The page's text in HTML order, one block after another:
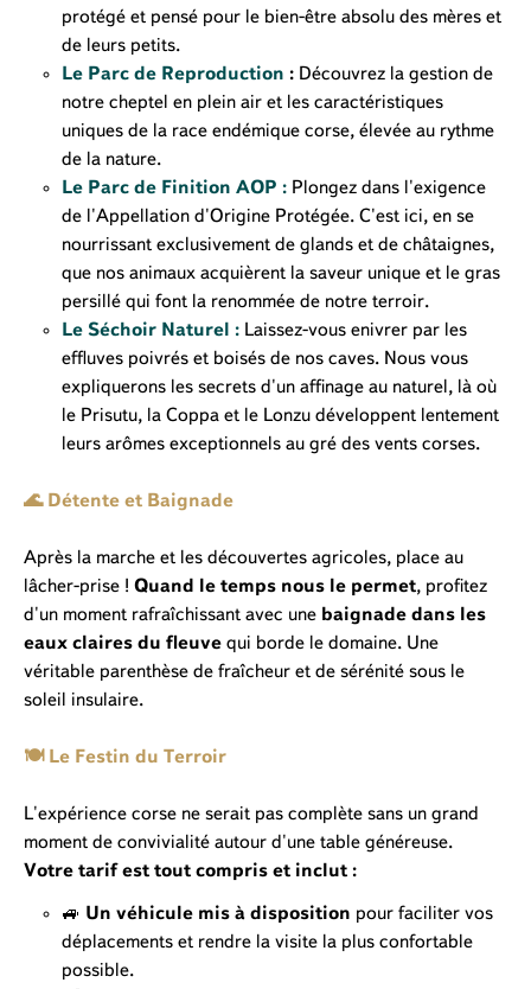
protégé et pensé pour le bien-être absolu des mères et
de leurs petits.
Le Parc de Reproduction : Découvrez la gestion de
notre cheptel en plein air et les caractéristiques
uniques de la race endémique corse, élevée au rythme
de la nature.
Le Parc de Finition AOP : Plongez dans l'exigence
de l'Appellation d'Origine Protégée. C'est ici, en se
nourrissant exclusivement de glands et de châtaignes,
que nos animaux acquièrent la saveur unique et le gras
persillé qui font la renommée de notre terroir.
Le Séchoir Naturel : Laissez-vous enivrer par les
effluves poivrés et boisés de nos caves. Nous vous
expliquerons les secrets d'un affinage au naturel, là où
le Prisutu, la Coppa et le Lonzu développent lentement
leurs arômes exceptionnels au gré des vents corses.
🌊 Détente et Baignade
Après la marche et les découvertes agricoles, place au
lâcher-prise ! Quand le temps nous le permet, profitez
d'un moment rafraîchissant avec une baignade dans les
eaux claires du fleuve qui borde le domaine. Une
véritable parenthèse de fraîcheur et de sérénité sous le
soleil insulaire.
🍽️ Le Festin du Terroir
L'expérience corse ne serait pas complète sans un grand
moment de convivialité autour d'une table généreuse.
Votre tarif est tout compris et inclut :
🚙 Un véhicule mis à disposition pour faciliter vos
déplacements et rendre la visite la plus confortable
possible.